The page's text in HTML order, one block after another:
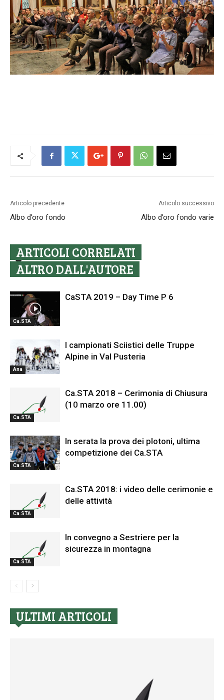
Articolo precedente
Albo d’oro fondo
Articolo successivo
Albo d’oro fondo varie
ARTICOLI CORRELATI
ALTRO DALL'AUTORE
Ca.STA
CaSTA 2019 – Day Time P 6
Ana
I campionati Sciistici delle Truppe
Alpine in Val Pusteria
Ca.STA
Ca.STA 2018 – Cerimonia di Chiusura
(10 marzo ore 11.00)
Ca.STA
In serata la prova dei plotoni, ultima
competizione dei Ca.STA
Ca.STA
Ca.STA 2018: i video delle cerimonie e
delle attività
Ca.STA
In convegno a Sestriere per la
sicurezza in montagna
ULTIMI ARTICOLI